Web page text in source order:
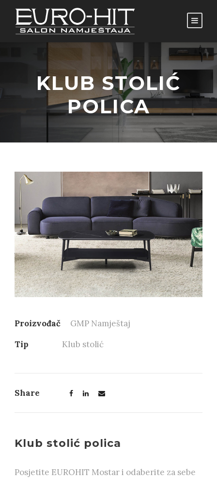
KLUB STOLIĆ
POLICA
Proizvođač
GMP Namještaj
Tip
Klub stolić
Share
Klub stolić polica
Posjetite EUROHIT Mostar i odaberite za sebe